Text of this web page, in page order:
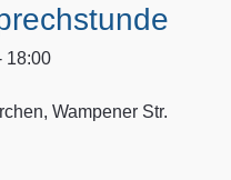
18:00
Wampener Str.